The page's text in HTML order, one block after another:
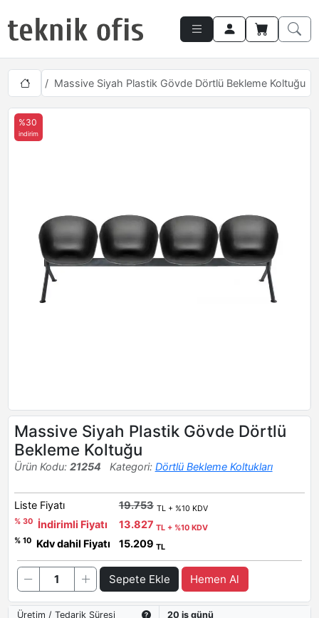
Massive Siyah Plastik Gövde Dörtlü Bekleme Koltuğu
%30
indirim
Massive Siyah Plastik Gövde Dörtlü
Bekleme Koltuğu
Ürün Kodu: 21254 Kategori: Dörtlü Bekleme Koltukları
Liste Fiyatı 19.753 TL + %10 KDV
% 30
İndirimli Fiyatı 13.827 TL + %10 KDV
% 10
Kdv dahil Fiyatı 15.209 TL
Sepete Ekle Hemen Al
Üretim / Tedarik Süresi
20 iş günü